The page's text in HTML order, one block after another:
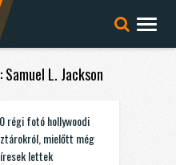
L. Jackson
régi fotó hollywoodi
mielőtt még
lettek